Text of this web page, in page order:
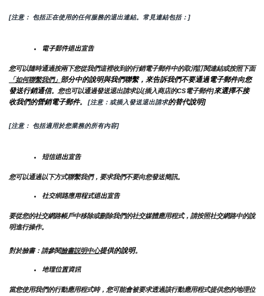
[注意： 包括正在使用的任何服務的退出連結。常見連結包括：]
電子郵件退出宣告
您可以隨時通過按兩下您從我們這裡收到的行銷電子郵件中的取消訂閱連結或按照下面
「如何聯繫我們」 部分中的說明與我們聯繫，來告訴我們不要通過電子郵件向您
發送行銷通信。您也可以通過發送退出請求以{插入商店的CS電子郵件]來選擇不接
收我們的營銷電子郵件。 [注意：或插入發送退出請求的替代說明]
[注意： 包括適用於您業務的所有內容]
短信退出宣告
您可以通過以下方式聯繫我們，要求我們不要向您發送簡訊。
社交網路應用程式退出宣告
要從您的社交網路帳戶中移除或刪除我們的社交媒體應用程式，請按照社交網路中的說
明進行操作。
對於臉書：請參閱臉書説明中心提供的說明。
地理位置資訊
當您使用我們的行動應用程式時，您可能會被要求透過該行動應用程式提供您的地理位